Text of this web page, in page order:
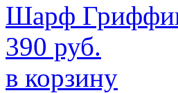
Шарф
390 руб.
в корзину